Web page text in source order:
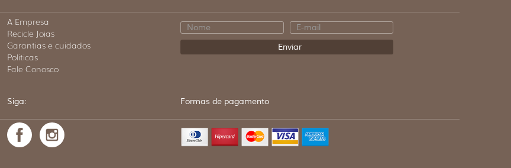
A Empresa
Recicle Joias
Garantias e cuidados
Politicas
Fale Conosco
Siga: Formas de pagamento